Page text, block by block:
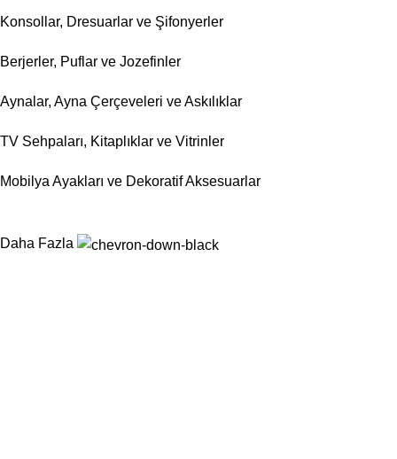
Konsollar, Dresuarlar ve Şifonyerler
Berjerler, Puflar ve Jozefinler
Aynalar, Ayna Çerçeveleri ve Askılıklar
TV Sehpaları, Kitaplıklar ve Vitrinler
Mobilya Ayakları ve Dekoratif Aksesuarlar
Daha Fazla